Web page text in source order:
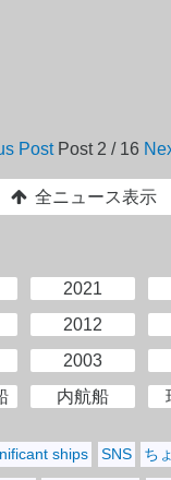
Post Post 2 / 16
全ニュース表示
2021
2012
2003
内航船
ships SNS ち